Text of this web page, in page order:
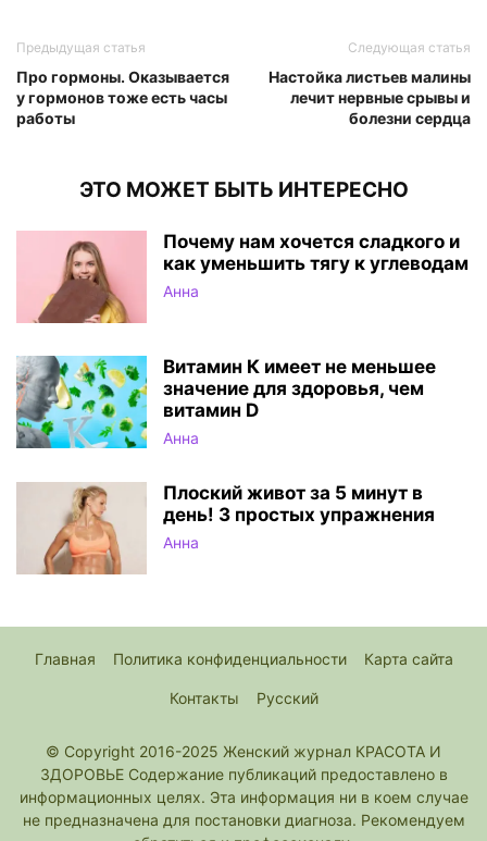
Предыдущая статья
Про гормоны. Оказывается
у гормонов тоже есть часы
работы
Следующая статья
Настойка листьев малины
лечит нервные срывы и
болезни сердца
ЭТО МОЖЕТ БЫТЬ ИНТЕРЕСНО
Почему нам хочется сладкого и
как уменьшить тягу к углеводам
Анна
Витамин К имеет не меньшее
значение для здоровья, чем
витамин D
Анна
Плоский живот за 5 минут в
день! 3 простых упражнения
Анна
Главная Политика конфиденциальности Карта сайта
Контакты Русский
© Copyright 2016-2025 Женский журнал КРАСОТА И
ЗДОРОВЬЕ Содержание публикаций предоставлено в
информационных целях. Эта информация ни в коем случае
не предназначена для постановки диагноза. Рекомендуем